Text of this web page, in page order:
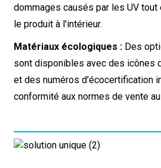
dommages causés par les UV tout
le produit à l'intérieur.
Matériaux écologiques :Des
sont disponibles avec des icônes
et des numéros d'écocertification
conformité aux normes de vente